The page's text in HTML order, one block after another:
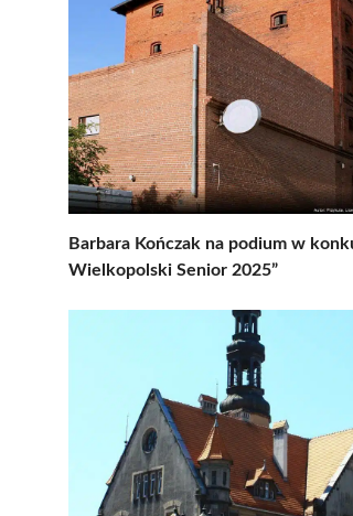
Barbara Kończak na podium w
Wielkopolski Senior 2025”